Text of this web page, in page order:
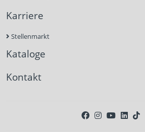
Karriere
Stellenmarkt
Kataloge
Kontakt